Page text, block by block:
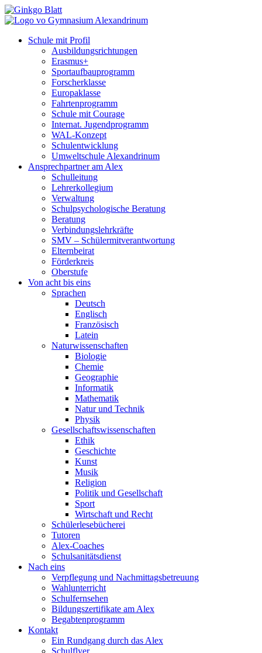
Schule mit Profil
Ausbildungsrichtungen
Erasmus+
Sportaufbauprogramm
Forscherklasse
Europaklasse
Fahrtenprogramm
Schule mit Courage
Internat. Jugendprogramm
WAL-Konzept
Schulentwicklung
Umweltschule Alexandrinum
Ansprechpartner am Alex
Schulleitung
Lehrerkollegium
Verwaltung
Schulpsychologische Beratung
Beratung
Verbindungslehrkräfte
SMV – Schülermitverantwortung
Elternbeirat
Förderkreis
Oberstufe
Von acht bis eins
Sprachen
Deutsch
Englisch
Französisch
Latein
Naturwissenschaften
Biologie
Chemie
Geographie
Informatik
Mathematik
Natur und Technik
Physik
Gesellschaftswissenschaften
Ethik
Geschichte
Kunst
Musik
Religion
Politik und Gesellschaft
Sport
Wirtschaft und Recht
Schülerlesebücherei
Tutoren
Alex-Coaches
Schulsanitätsdienst
Nach eins
Verpflegung und Nachmittagsbetreuung
Wahlunterricht
Schulfernsehen
Bildungszertifikate am Alex
Begabtenprogramm
Kontakt
Ein Rundgang durch das Alex
Schulflyer